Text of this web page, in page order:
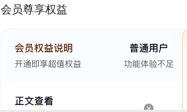
会员尊享权益